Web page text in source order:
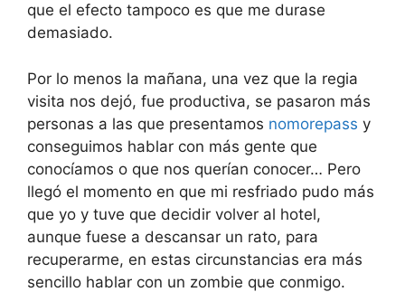
que el efecto tampoco es que me durase
demasiado.
Por lo menos la mañana, una vez que la regia
visita nos dejó, fue productiva, se pasaron más
personas a las que presentamos nomorepass y
conseguimos hablar con más gente que
conocíamos o que nos querían conocer… Pero
llegó el momento en que mi resfriado pudo más
que yo y tuve que decidir volver al hotel,
aunque fuese a descansar un rato, para
recuperarme, en estas circunstancias era más
sencillo hablar con un zombie que conmigo.